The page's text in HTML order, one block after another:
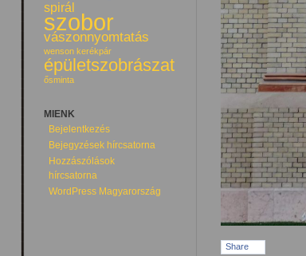
Share
spirál
szobor
vászonnyomtatás
wenson kerékpár
épületszobrászat
ősminta
MIENK
Bejelentkezés
Bejegyzések hírcsatorna
Hozzászólások
hírcsatorna
WordPress Magyarország